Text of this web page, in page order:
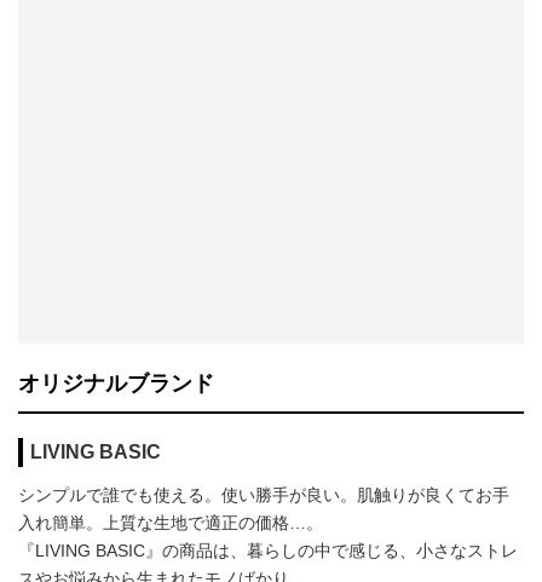
オリジナルブランド
LIVING BASIC
シンプルで誰でも使える。使い勝手が良い。肌触りが良くてお手
入れ簡単。上質な生地で適正の価格…。
『LIVING BASIC』の商品は、暮らしの中で感じる、小さなストレ